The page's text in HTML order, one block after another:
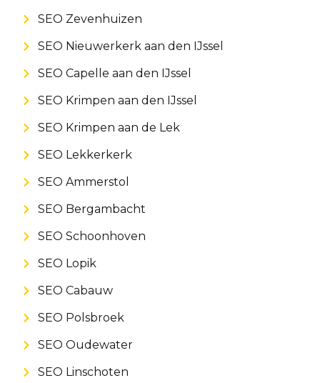
SEO Zevenhuizen
SEO Nieuwerkerk aan den IJssel
SEO Capelle aan den IJssel
SEO Krimpen aan den IJssel
SEO Krimpen aan de Lek
SEO Lekkerkerk
SEO Ammerstol
SEO Bergambacht
SEO Schoonhoven
SEO Lopik
SEO Cabauw
SEO Polsbroek
SEO Oudewater
SEO Linschoten